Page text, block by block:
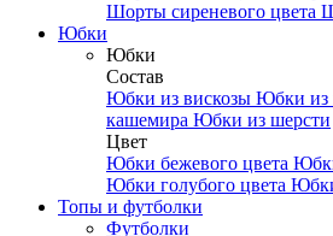
Шорты сиреневого цвета
Юбки
Юбки
Состав
Юбки из вискозы Юбки из
кашемира Юбки из шерсти
Цвет
Юбки бежевого цвета
Юбки голубого цвета
Топы и футболки
Футболки